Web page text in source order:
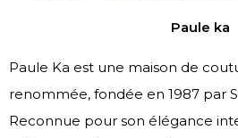
Paule ka
Paule Ka est une maison de
renommée, fondée en 1987 par
Reconnue pour son élégance